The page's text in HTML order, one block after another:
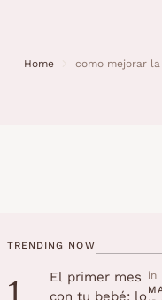
Home como mejorar
TRENDING NOW
El primer mes
con tu bebé: lo
in